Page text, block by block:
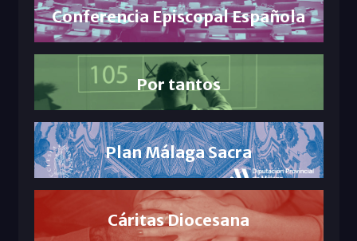
Conferencia Episcopal Española
Por tantos
Plan Málaga Sacra
Cáritas Diocesana